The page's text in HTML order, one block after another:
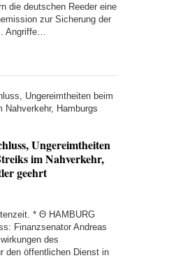
die deutschen Reeder eine
zur Sicherung der
Angriffe…
Ungereimtheiten
im Nahverkehr,
geehrt
* Θ HAMBURG
Finanzsenator Andreas
des
den öffentlichen Dienst in